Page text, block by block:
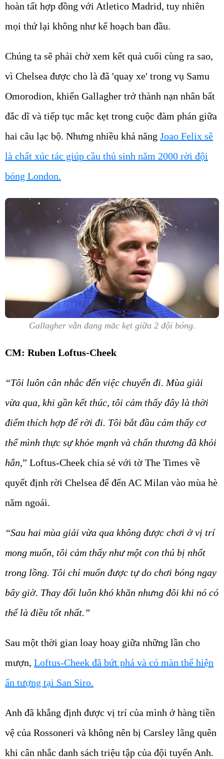
hoàn tất hợp đồng với Atletico Madrid, tuy nhiên
mọi thứ lại không như kế hoạch ban đầu.
Chúng ta sẽ phải chờ xem kết quả cuối cùng ra sao,
vì Chelsea được cho là đã 'quay xe' trong vụ Samu
Omorodion, khiến Gallagher trở thành nạn nhân bất
đắc dĩ và tiếp tục mắc kẹt trong cuộc đàm phán giữa
hai câu lạc bộ. Nhưng nhiều khả năng Joao Felix sẽ
là chất xúc tác giúp cầu thủ sinh năm 2000 rời đội
bóng London.
Gallagher vẫn đang mắc kẹt giữa 2 đội bóng.
CM: Ruben Loftus-Cheek
“Tôi luôn cân nhắc đến việc chuyển đi. Mùa giải
vừa qua, khi gần kết thúc, tôi cảm thấy đây là thời
điểm thích hợp để rời đi. Tôi bắt đầu cảm thấy cơ
thể mình thực sự khỏe mạnh và chấn thương đã khỏi
hẳn,” Loftus-Cheek chia sẻ với tờ The Times về
quyết định rời Chelsea để đến AC Milan vào mùa hè
năm ngoái.
“Sau hai mùa giải vừa qua không được chơi ở vị trí
mong muốn, tôi cảm thấy như một con thú bị nhốt
trong lồng. Tôi chỉ muốn được tự do chơi bóng ngay
bây giờ. Thay đổi luôn khó khăn nhưng đôi khi nó có
thể là điều tốt nhất.”
Sau một thời gian loay hoay giữa những lần cho
mượn, Loftus-Cheek đã bứt phá và có màn thể hiện
ấn tượng tại San Siro.
Anh đã khẳng định được vị trí của mình ở hàng tiền
vệ của Rossoneri và không nên bị Carsley lãng quên
khi cân nhắc danh sách triệu tập của đội tuyển Anh.